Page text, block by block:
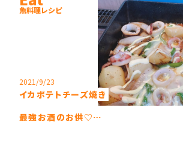
2021/9/23
イカポテトチーズ焼き
魚料理レシピ
最強お酒のお供♡…